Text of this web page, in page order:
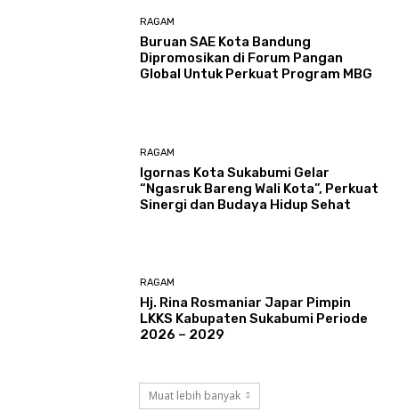
RAGAM
Buruan SAE Kota Bandung
Dipromosikan di Forum Pangan
Global Untuk Perkuat Program MBG
RAGAM
Igornas Kota Sukabumi Gelar
“Ngasruk Bareng Wali Kota”, Perkuat
Sinergi dan Budaya Hidup Sehat
RAGAM
Hj. Rina Rosmaniar Japar Pimpin
LKKS Kabupaten Sukabumi Periode
2026 – 2029
Muat lebih banyak